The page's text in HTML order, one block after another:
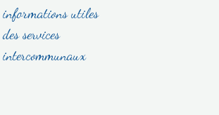
informations utiles
des services
intercommunaux